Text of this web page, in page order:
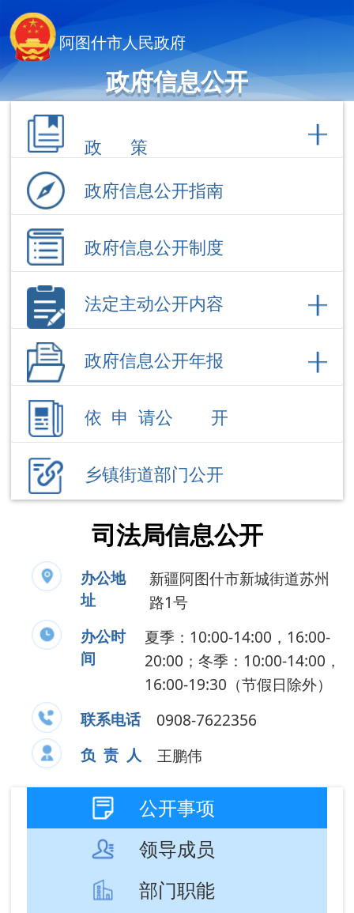
阿图什市人民政府
政府信息公开
政府信息公开指南
政府信息公开制度
法定主动公开内容
政府信息公开年报
依 申 请公 开
司法局信息公开
办公地
址
新疆阿图什市新城街道苏州
路1号
办公时
夏季：10:00-14:00，16:00-
20:00；冬季：10:00-14:00，
16:00-19:30（节假日除外）
联系电话
0908-7622356
负 责 人
王鹏伟
公开事项
领导成员
执行法规条例
法律服务
法治政府建设
信息标题 文 号
日期